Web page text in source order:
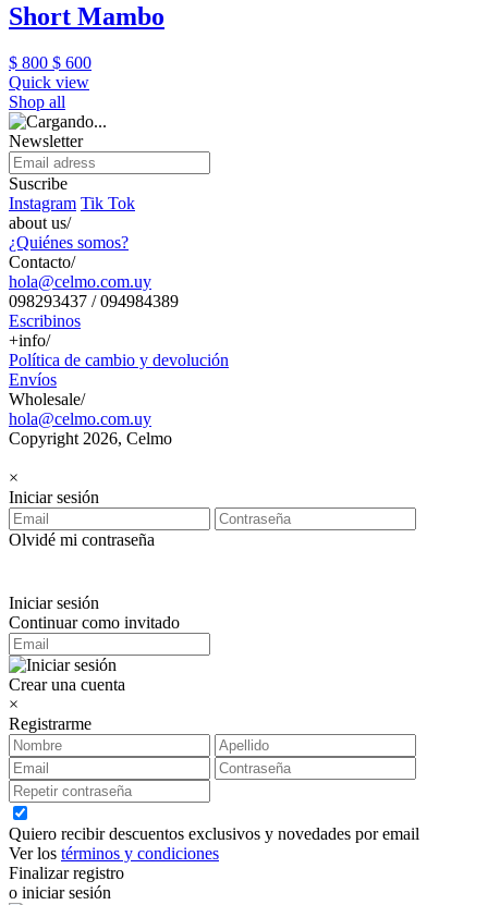
Short Mambo
$ 800 $ 600
Quick view
Shop all
Newsletter
Suscribe
Instagram Tik Tok
about us/
¿Quiénes somos?
Contacto/
hola@celmo.com.uy
098293437 / 094984389
Escribinos
+info/
Política de cambio y devolución
Envíos
Wholesale/
hola@celmo.com.uy
Copyright 2026, Celmo
×
Iniciar sesión
Olvidé mi contraseña
Iniciar sesión
Continuar como invitado
Crear una cuenta
×
Registrarme
Quiero recibir descuentos exclusivos y novedades por email
Ver los términos y condiciones
Finalizar registro
o iniciar sesión